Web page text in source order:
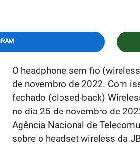
O headphone sem fio
de novembro de 2022. Com
fechado (closed-back)
no dia 25 de novembro de
Agência Nacional de
sobre o headset wireless da